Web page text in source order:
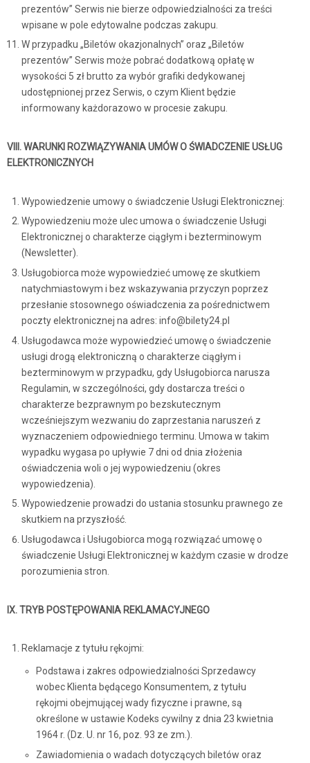
prezentów” Serwis nie bierze odpowiedzialności za treści
wpisane w pole edytowalne podczas zakupu.
W przypadku „Biletów okazjonalnych” oraz „Biletów
prezentów” Serwis może pobrać dodatkową opłatę w
wysokości 5 zł brutto za wybór grafiki dedykowanej
udostępnionej przez Serwis, o czym Klient będzie
informowany każdorazowo w procesie zakupu.
VIII. WARUNKI ROZWIĄZYWANIA UMÓW O ŚWIADCZENIE USŁUG
ELEKTRONICZNYCH
Wypowiedzenie umowy o świadczenie Usługi Elektronicznej:
Wypowiedzeniu może ulec umowa o świadczenie Usługi
Elektronicznej o charakterze ciągłym i bezterminowym
(Newsletter).
Usługobiorca może wypowiedzieć umowę ze skutkiem
natychmiastowym i bez wskazywania przyczyn poprzez
przesłanie stosownego oświadczenia za pośrednictwem
poczty elektronicznej na adres: info@bilety24.pl
Usługodawca może wypowiedzieć umowę o świadczenie
usługi drogą elektroniczną o charakterze ciągłym i
bezterminowym w przypadku, gdy Usługobiorca narusza
Regulamin, w szczególności, gdy dostarcza treści o
charakterze bezprawnym po bezskutecznym
wcześniejszym wezwaniu do zaprzestania naruszeń z
wyznaczeniem odpowiedniego terminu. Umowa w takim
wypadku wygasa po upływie 7 dni od dnia złożenia
oświadczenia woli o jej wypowiedzeniu (okres
wypowiedzenia).
Wypowiedzenie prowadzi do ustania stosunku prawnego ze
skutkiem na przyszłość.
Usługodawca i Usługobiorca mogą rozwiązać umowę o
świadczenie Usługi Elektronicznej w każdym czasie w drodze
porozumienia stron.
IX. TRYB POSTĘPOWANIA REKLAMACYJNEGO
Reklamacje z tytułu rękojmi:
Podstawa i zakres odpowiedzialności Sprzedawcy
wobec Klienta będącego Konsumentem, z tytułu
rękojmi obejmującej wady fizyczne i prawne, są
określone w ustawie Kodeks cywilny z dnia 23 kwietnia
1964 r. (Dz. U. nr 16, poz. 93 ze zm.).
Zawiadomienia o wadach dotyczących biletów oraz